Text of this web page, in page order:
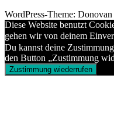
WordPress-Theme:
Diese Website benutzt
gehen wir von deinem
Du kannst deine
den Button „Zustimmung
Zustimmung wiederrufen